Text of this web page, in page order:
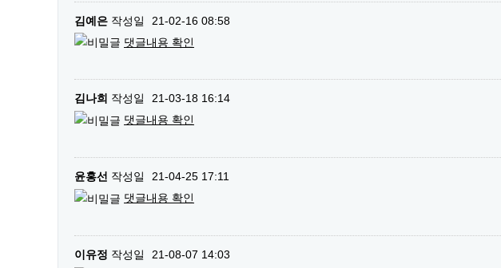
김예은 작성일
21-02-16 08:58
댓글내용 확인
김나희 작성일
21-03-18 16:14
댓글내용 확인
윤홍선 작성일
21-04-25 17:11
댓글내용 확인
이유정 작성일
21-08-07 14:03